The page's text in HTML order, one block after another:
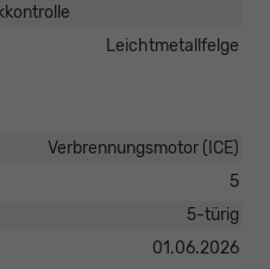
Leichtmetallfelge
Verbrennungsmotor (ICE)
5
5-türig
01.06.2026